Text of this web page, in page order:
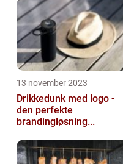
13 november 2023
Drikkedunk med logo -
den perfekte
brandingløsning...